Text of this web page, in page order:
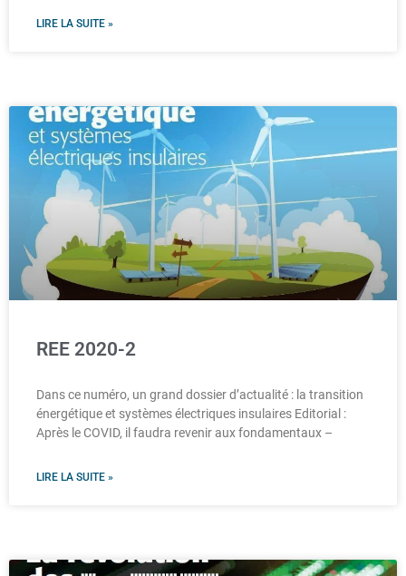
LIRE LA SUITE »
REE 2020-2
Dans ce numéro, un grand dossier d’actualité : la transition
énergétique et systèmes électriques insulaires Editorial :
Après le COVID, il faudra revenir aux fondamentaux –
LIRE LA SUITE »